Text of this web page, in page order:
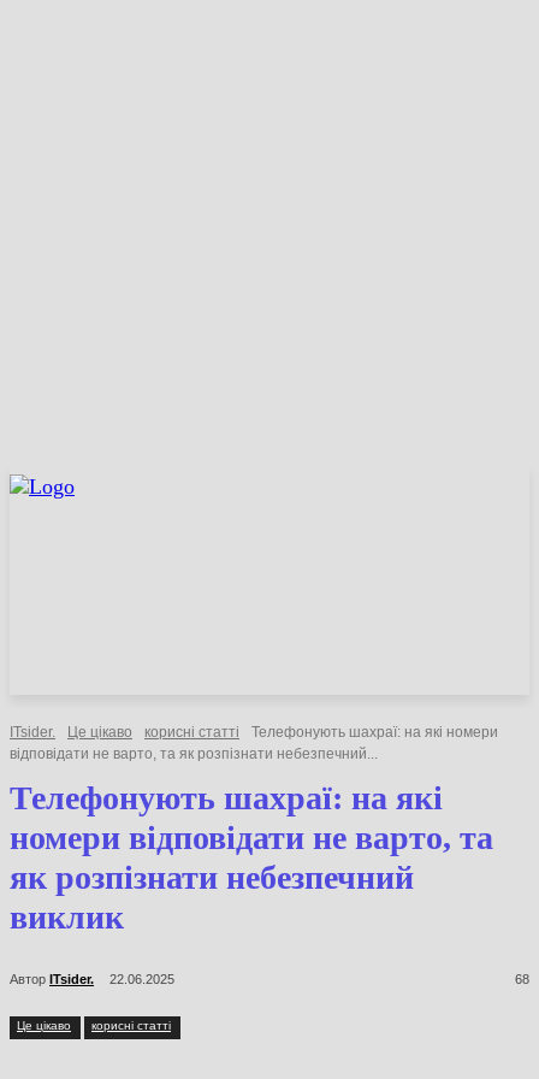
ITsider. Це цікаво корисні статті
Телефонують шахраї: на які номери
відповідати не варто, та як розпізнати небезпечний...
Телефонують шахраї: на які
номери відповідати не варто, та
як розпізнати небезпечний
виклик
Автор ITsider. 22.06.2025 68
Це цікаво корисні статті